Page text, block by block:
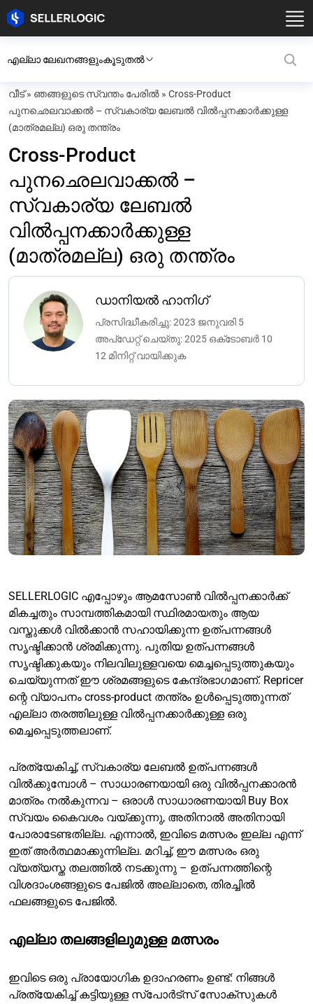
എല്ലാ ലേഖനങ്ങളുംകൂടുതൽ
വീട്» ഞങ്ങളുടെ സ്വന്തം പേരിൽ » Cross-Product
പുനഛെലവാക്കൽ – സ്വകാര്യ ലേബൽ വിൽപ്പനക്കാർക്കുള്ള
(മാത്രമല്ല) ഒരു തന്ത്രം
Cross-Product
പുനഛെലവാക്കൽ –
സ്വകാര്യ ലേബൽ
വിൽപ്പനക്കാർക്കുള്ള
(മാത്രമല്ല) ഒരു തന്ത്രം
ഡാനിയൽ ഹാനിഗ്
പ്രസിദ്ധീകരിച്ചു: 2023 ജനുവരി 5
അപ്‌ഡേറ്റ് ചെയ്‌തു: 2025 ഒക്‌ടോബർ 10
12 മിനിറ്റ് വായിക്കുക
SELLERLOGIC എപ്പോഴും ആമസോൺ വിൽപ്പനക്കാർക്ക്
മികച്ചതും സാമ്പത്തികമായി സ്ഥിരമായതും ആയ
വസ്തുക്കൾ വിൽക്കാൻ സഹായിക്കുന്ന ഉത്പന്നങ്ങൾ
സൃഷ്ടിക്കാൻ ശ്രമിക്കുന്നു. പുതിയ ഉത്പന്നങ്ങൾ
സൃഷ്ടിക്കുകയും നിലവിലുള്ളവയെ മെച്ചപ്പെടുത്തുകയും
ചെയ്യുന്നത് ഈ ശ്രമങ്ങളുടെ കേന്ദ്രഭാഗമാണ്. Repricer
ന്റെ വ്യാപനം cross-product തന്ത്രം ഉൾപ്പെടുത്തുന്നത്
എല്ലാ തരത്തിലുള്ള വിൽപ്പനക്കാർക്കുള്ള ഒരു
മെച്ചപ്പെടുത്തലാണ്.
പ്രത്യേകിച്ച്, സ്വകാര്യ ലേബൽ ഉത്പന്നങ്ങൾ
വിൽക്കുമ്പോൾ – സാധാരണയായി ഒരു വിൽപ്പനക്കാരൻ
മാത്രം നൽകുന്നവ – ഒരാൾ സാധാരണയായി Buy Box
സ്വയം കൈവശം വയ്ക്കുന്നു, അതിനാൽ അതിനായി
പോരാടേണ്ടതില്ല. എന്നാൽ, ഇവിടെ മത്സരം ഇല്ല എന്ന്
ഇത് അർത്ഥമാക്കുന്നില്ല. മറിച്ച്, ഈ മത്സരം ഒരു
വ്യത്യസ്ത തലത്തിൽ നടക്കുന്നു – ഉത്പന്നത്തിന്റെ
വിശദാംശങ്ങളുടെ പേജിൽ അല്ലാതെ, തിരച്ചിൽ
ഫലങ്ങളുടെ പേജിൽ.
എല്ലാ തലങ്ങളിലുമുള്ള മത്സരം
ഇവിടെ ഒരു പ്രായോഗിക ഉദാഹരണം ഉണ്ട്: നിങ്ങൾ
പ്രത്യേകിച്ച് കട്ടിയുള്ള സ്പോർട്സ് സോക്സുകൾ